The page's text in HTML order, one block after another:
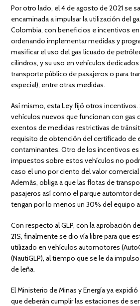
Por otro lado, el 4 de agosto de 2021 se
encaminada a impulsar la utilización del
Colombia, con beneficios e incentivos
ordenando implementar medidas y
masificar el uso del gas licuado de
cilindros, y su uso en vehículos dedicados
transporte público de pasajeros o para
especial), entre otras medidas.
Así mismo, esta Ley fijó otros incentivos.
vehículos nuevos que funcionan con gas
exentos de medidas restrictivas de
requisito de obtención del certificado de
contaminantes. Otro de los incentivos es
impuestos sobre estos vehículos no
caso el uno por ciento del valor
Además, obliga a que las flotas de
pasajeros así como el parque automtor
tengan por lo menos un 30% del equipo a
Con respecto al GLP, con la aprobación
21S, finalmente se dio vía libre para que
utilizado en vehículos automotores
(NautiGLP), al tiempo que se le da
de leña.
El Ministerio de Minas y Energía ya
que deberán cumplir las estaciones de